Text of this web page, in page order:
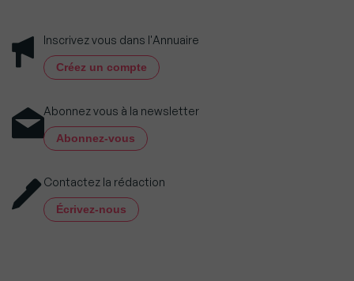
Inscrivez vous dans l'Annuaire
Créez un compte
Abonnez vous à la newsletter
Abonnez-vous
Contactez la rédaction
Écrivez-nous